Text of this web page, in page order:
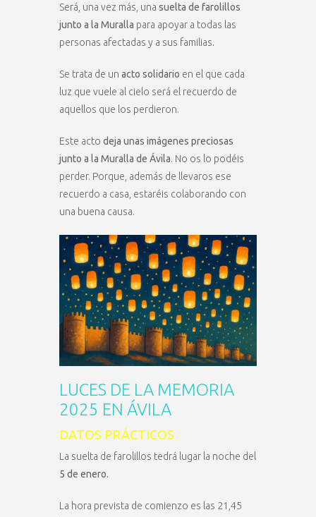
Será, una vez más, una suelta de farolillos
junto a la Muralla para apoyar a todas las
personas afectadas y a sus familias.
Se trata de un acto solidario en el que cada
luz que vuele al cielo será el recuerdo de
aquellos que los perdieron.
Este acto deja unas imágenes preciosas
junto a la Muralla de Ávila. No os lo podéis
perder. Porque, además de llevaros ese
recuerdo a casa, estaréis colaborando con
una buena causa.
LUCES DE LA MEMORIA
2025 EN ÁVILA
DATOS PRÁCTICOS
La suelta de farolillos tedrá lugar la noche del
5 de enero.
La hora prevista de comienzo es las 21,45